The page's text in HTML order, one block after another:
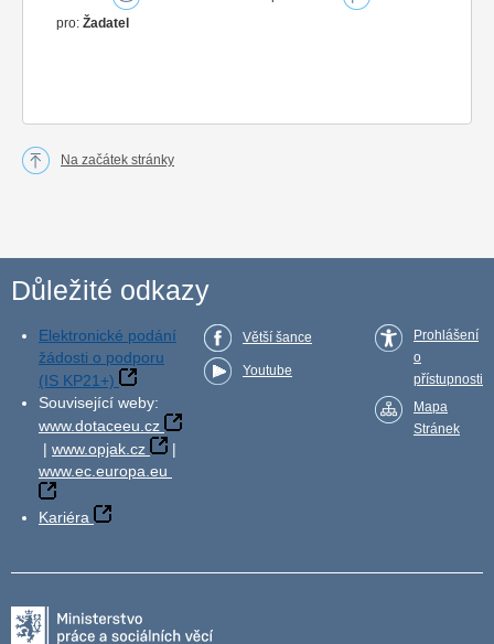
pro: Žadatel
Na začátek stránky
Důležité odkazy
Elektronické podání
žádosti o podporu
(IS KP21+)
Související weby:
www.dotaceeu.cz
| www.opjak.cz
|
www.ec.europa.eu
Kariéra
Větší šance
Youtube
Prohlášení
o
přístupnosti
Mapa
Stránek